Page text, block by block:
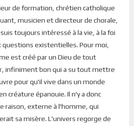
Dieu veut pour nous ? Comment
aspirations de notre être profond ?
gérer notre état psychologique
vous fournit des réponses.
de formation, chrétien catholique
musicien et directeur de chorale,
toujours intéressé à la vie, à la foi
questions existentielles. Pour moi,
est créé par un Dieu de tout
infiniment bon qui a su tout mettre
pour qu'il vive dans un monde
créature épanouie. Il n'y a donc
raison, externe à l'homme, qui
sa misère. L'univers regorge de